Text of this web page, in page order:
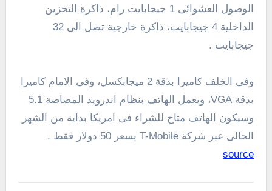
الوصول العشوائى 1 جيجابايت رام، ذاكرة التخزين
الداخلية 4 جيجابايت، ذاكرة خارجية تصل الى 32
جيجابايت .
وفى الخلف كاميرا بدقة 2 ميجابكسل، وفى الامام كاميرا
بدقة VGA، ويعمل الهاتف بنظام اندرويد المصاصة 5.1
وسيكون الهاتف متاح للشراء فى امريكا بداية من الشهر
الحالى عبر شركة T-Mobile بسعر 50 دولار فقط .
source